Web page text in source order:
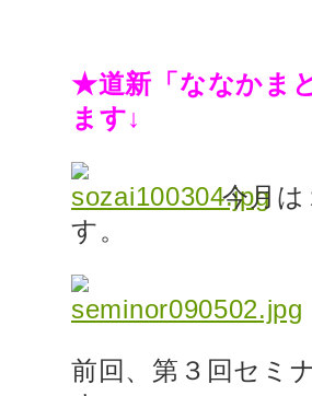
★道新「ななかま
ます↓
今月は
す。
前回、第３回セミ